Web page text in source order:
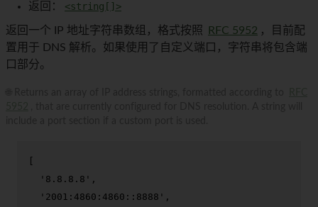
返回： <string[]>
返回一个 IP 地址字符串数组，格式按照 RFC 5952 ，目前配
置用于 DNS 解析。如果使用了自定义端口，字符串将包含端
口部分。
'8.8.8.8' ,
'2001:4860:4860::8888' ,